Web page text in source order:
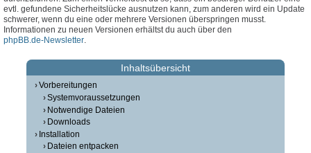
evtl. gefundene Sicherheitslücke ausnutzen kann, zum anderen wird ein Update
schwerer, wenn du eine oder mehrere Versionen überspringen musst.
Informationen zu neuen Versionen erhältst du auch über den
phpBB.de-Newsletter.
Inhaltsübersicht
Vorbereitungen
Systemvoraussetzungen
Notwendige Dateien
Downloads
Installation
Dateien entpacken